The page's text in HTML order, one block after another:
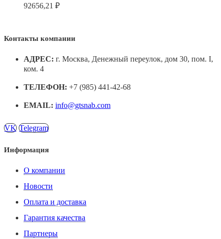
92656,21 ₽
Контакты компании
АДРЕС: г. Москва, Денежный переулок, дом 30, пом. I,
ком. 4
ТЕЛЕФОН: +7 (985) 441-42-68
EMAIL: info@gtsnab.com
VK Telegram
Информация
О компании
Новости
Оплата и доставка
Гарантия качества
Партнеры